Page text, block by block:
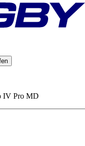
IV Pro MD